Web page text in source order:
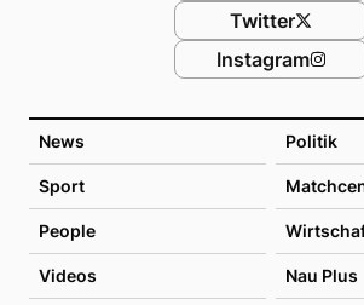
News Politik
Sport
People
Videos Nau Plus
Twitter
Instagram